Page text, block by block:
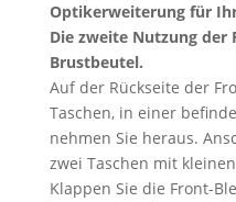
Optikerweiterung für
Die zweite Nutzung der
Brustbeutel.
Auf der Rückseite der
Taschen, in einer
nehmen Sie heraus.
zwei Taschen mit
Klappen Sie die Front-